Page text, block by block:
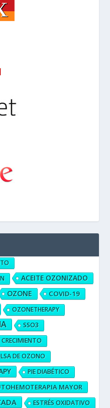
ACEITE OZONIZADO
OZONE
COVID-19
OZONETHERAPY
SSO3
CRECIMIENTO
DE OZONO
PIE DIABÉTICO
MAYOR
ESTRÉS OXIDATIVO